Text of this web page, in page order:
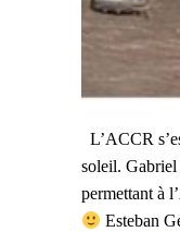
L’ACCR
soleil.
permettant à
Esteban